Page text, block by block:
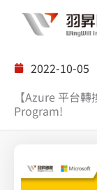
2022-10-05
【Azure 平台
Program!